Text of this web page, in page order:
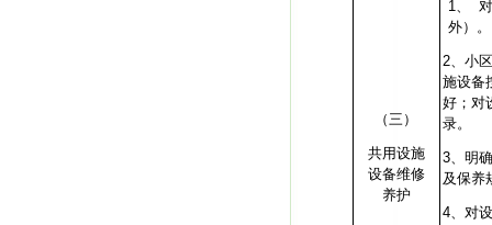
（三）
共用设施
设备维修
养护
1、
外）。
2、小
施设备
好；对
录。
3、明
及保养
4、对